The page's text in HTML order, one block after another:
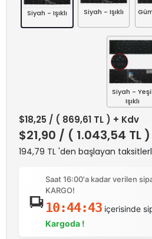
Siyah - Işıklı Siyah - Işıklı
Siyah - Yeşil
Işıklı
$18,25 / ( 869,61 TL ) + Kdv
$21,90 / ( 1.043,54 TL
194,79 TL 'den başlayan
Saat 16:00'a kadar verilen
KARGO!
10:44:43içerisinde
Kargoda !